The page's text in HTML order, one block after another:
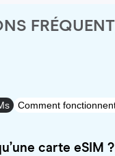
Comment
carte eSIM ?